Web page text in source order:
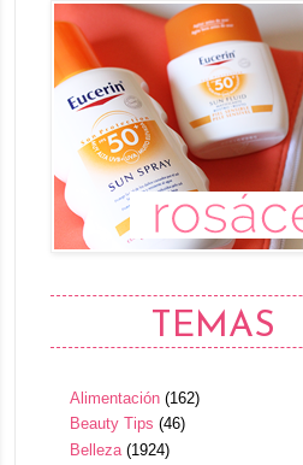
TEMAS
Alimentación (162)
Beauty Tips (46)
Belleza (1924)